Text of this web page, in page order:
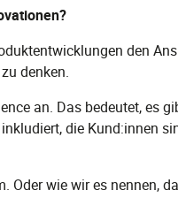
den
denken.
an. Das bedeutet, es
die Kund:innen
wie wir es nennen,